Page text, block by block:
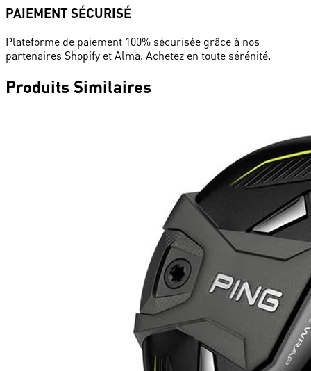
PAIEMENT SÉCURISÉ
Plateforme de paiement 100% sécurisée grâce à nos
partenaires Shopify et Alma. Achetez en toute sérénité.
Produits Similaires